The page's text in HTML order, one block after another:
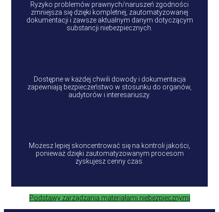
Ryzyko problemów prawnych/naruszeń zgodności
zmniejsza się dzięki kompletnej, zautomatyzowanej
dokumentacji i zawsze aktualnym danym dotyczącym
substancji niebezpiecznych.
Dostępne w każdej chwili dowody i dokumentacja
zapewniają bezpieczeństwo w stosunku do organów,
audytorów i interesariuszy.
Możesz lepiej skoncentrować się na kontroli jakości,
ponieważ dzięki zautomatyzowanym procesom
zyskujesz cenny czas.
Podstawy zarządzania materiałami niebezpiecznymi